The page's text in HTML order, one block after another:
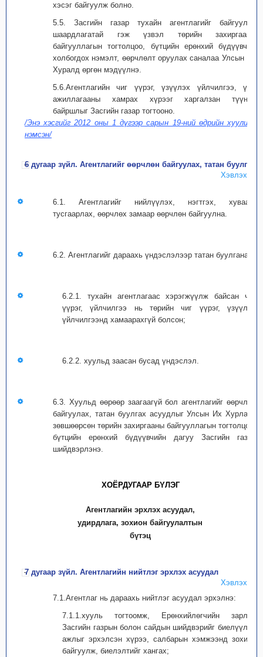
хэсэг байгуулж болно.
5.5. Засгийн газар тухайн агентлагийг байгуулах
шаардлагатай гэж үзвэл төрийн захиргааны
байгууллагын тогтолцоо, бүтцийн ерөнхий бүдүүвчид
холбогдох нэмэлт, өөрчлөлт оруулах саналаа Улсын Их
Хуралд өргөн мэдүүлнэ.
5.6.Агентлагийн чиг үүрэг, үзүүлэх үйлчилгээ, үйл
ажиллагааны хамрах хүрээг харгалзан түүний
байршлыг Засгийн газар тогтооно.
/Энэ хэсгийг 2012 оны 1 дүгээр сарын 19-ний өдрийн хуулиар
нэмсэн/
6 дугаар зүйл. Агентлагийг өөрчлөн байгуулах, татан буулгах
Хэвлэх
6.1. Агентлагийг нийлүүлэх, нэгтгэх, хуваах,
тусгаарлах, өөрчлөх замаар өөрчлөн байгуулна.
6.2. Агентлагийг дараахь үндэслэлээр татан буулгана:
6.2.1. тухайн агентлагаас хэрэгжүүлж байсан чиг
үүрэг, үйлчилгээ нь төрийн чиг үүрэг, үзүүлэх
үйлчилгээнд хамаарахгүй болсон;
6.2.2. хуульд заасан бусад үндэслэл.
6.3. Хуульд өөрөөр заагаагүй бол агентлагийг өөрчлөн
байгуулах, татан буулгах асуудлыг Улсын Их Хурлаас
зөвшөөрсөн төрийн захиргааны байгууллагын тогтолцоо,
бүтцийн ерөнхий бүдүүвчийн дагуу Засгийн газар
шийдвэрлэнэ.
ХОЁРДУГААР БYЛЭГ
Агентлагийн эрхлэх асуудал,
удирдлага, зохион байгуулалтын
бүтэц
7 дугаар зүйл. Агентлагийн нийтлэг эрхлэх асуудал
Хэвлэх
7.1.Агентлаг нь дараахь нийтлэг асуудал эрхэлнэ:
7.1.1.хууль тогтоомж, Ерөнхийлөгчийн зарлиг,
Засгийн газрын болон сайдын шийдвэрийг биелүүлэх
ажлыг эрхэлсэн хүрээ, салбарын хэмжээнд зохион
байгуулж, биелэлтийг хангах;